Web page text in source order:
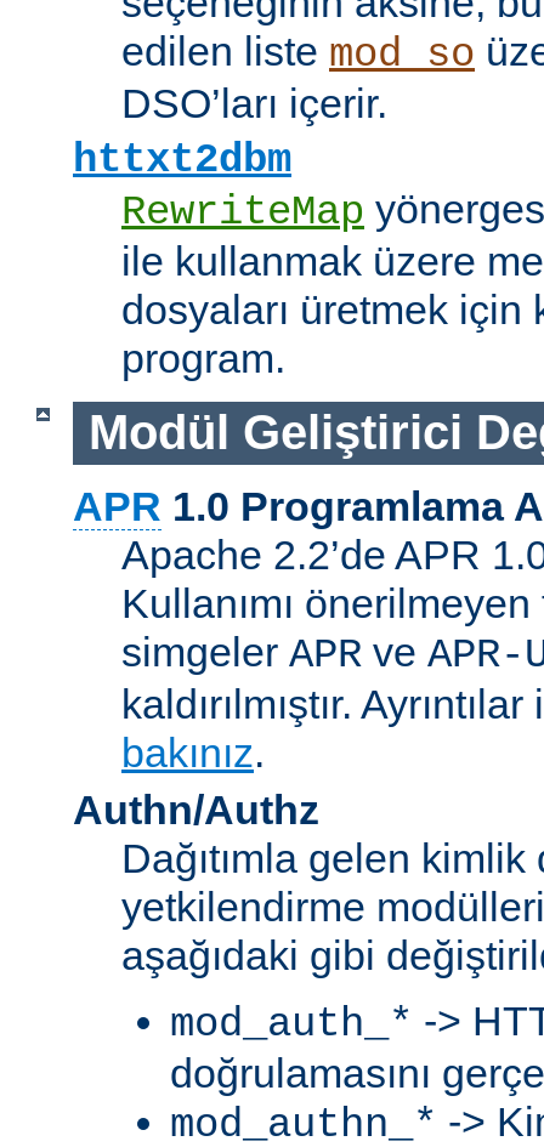
edilen liste mod_so
DSO’ları içerir.
httxt2dbm
RewriteMap
ile kullanmak üzere
dosyaları üretmek için
program.
Modül Geliştirici
APR 1.0 Programlama
Apache 2.2’de APR
Kullanımı
simgeler APR ve
kaldırılmıştır.
bakınız.
Authn/Authz
Dağıtımla gelen
yetkilendirme
aşağıdaki gibi
mod_auth_* ->
doğrulamasını
mod_authn_* ->